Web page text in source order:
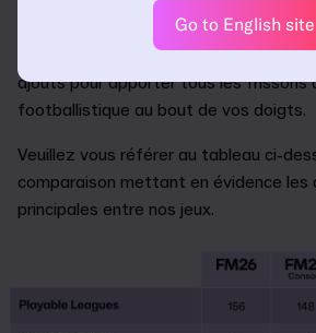
exclusivement pour les abonnés
combine des sensations rétro à une
ajouts pour apporter tous les frissons
footballistique au bout de vos doigts.
Veuillez vous référer au tableau ci-
comparaison mettant en évidence les
principales entre nos jeux.
Go to English site